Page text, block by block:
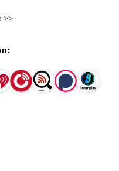
er samlet her
relevante steder
>>